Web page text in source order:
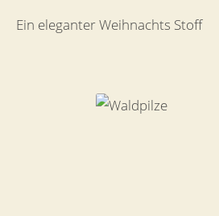
Ein eleganter Weihnachts Stoff